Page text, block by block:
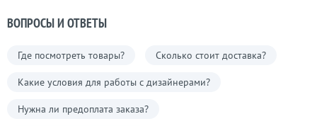
ВОПРОСЫ И ОТВЕТЫ
Где посмотреть товары? Сколько стоит доставка?
Какие условия для работы с дизайнерами?
Нужна ли предоплата заказа?